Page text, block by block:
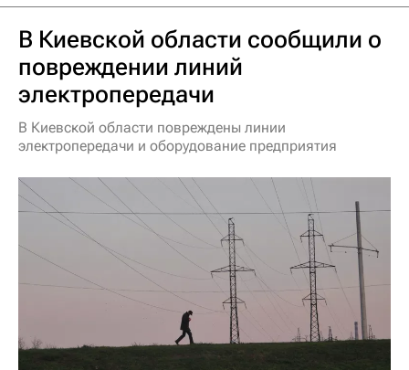
В Киевской области сообщили о
повреждении линий
электропередачи
В Киевской области повреждены линии
электропередачи и оборудование предприятия